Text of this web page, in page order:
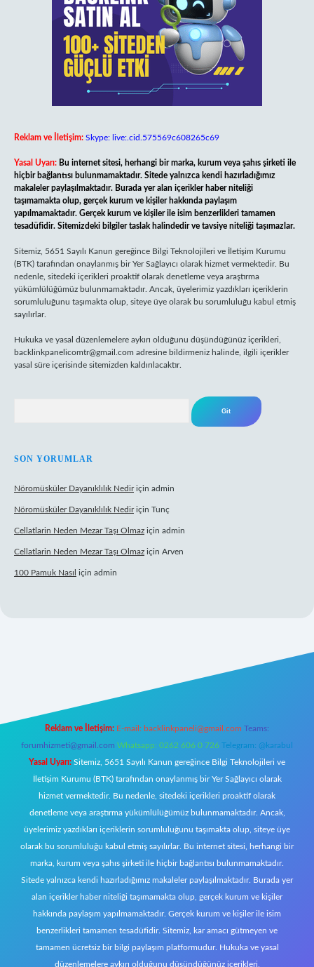
Reklam ve İletişim: Skype: live:.cid.575569c608265c69
Yasal Uyarı: Bu internet sitesi, herhangi bir marka, kurum veya şahıs şirketi ile
hiçbir bağlantısı bulunmamaktadır. Sitede yalnızca kendi hazırladığımız
makaleler paylaşılmaktadır. Burada yer alan içerikler haber niteliği
taşımamakta olup, gerçek kurum ve kişiler hakkında paylaşım
yapılmamaktadır. Gerçek kurum ve kişiler ile isim benzerlikleri tamamen
tesadüfidir. Sitemizdeki bilgiler taslak halindedir ve tavsiye niteliği taşımazlar.
Sitemiz, 5651 Sayılı Kanun gereğince Bilgi Teknolojileri ve İletişim Kurumu
(BTK) tarafından onaylanmış bir Yer Sağlayıcı olarak hizmet vermektedir. Bu
nedenle, sitedeki içerikleri proaktif olarak denetleme veya araştırma
yükümlülüğümüz bulunmamaktadır. Ancak, üyelerimiz yazdıkları içeriklerin
sorumluluğunu taşımakta olup, siteye üye olarak bu sorumluluğu kabul etmiş
sayılırlar.
Hukuka ve yasal düzenlemelere aykırı olduğunu düşündüğünüz içerikleri,
backlinkpanelicomtr@gmail.com adresine bildirmeniz halinde, ilgili içerikler
yasal süre içerisinde sitemizden kaldırılacaktır.
SON YORUMLAR
Nöromüsküler Dayanıklılık Nediriçin admin
Nöromüsküler Dayanıklılık Nediriçin Tunç
Cellatlarin Neden Mezar Taşı Olmaz için admin
Cellatlarin Neden Mezar Taşı Olmaz için Arven
100 Pamuk Nasıl için admin
Reklam ve İletişim: E-mail: backlinkpaneli@gmail.com Teams:
forumhizmeti@gmail.com Whatsapp: 0262 606 0 726 Telegram: @karabul
Yasal Uyarı: Sitemiz, 5651 Sayılı Kanun gereğince Bilgi Teknolojileri ve
İletişim Kurumu (BTK) tarafından onaylanmış bir Yer Sağlayıcı olarak
hizmet vermektedir. Bu nedenle, sitedeki içerikleri proaktif olarak
denetleme veya araştırma yükümlülüğümüz bulunmamaktadır. Ancak,
üyelerimiz yazdıkları içeriklerin sorumluluğunu taşımakta olup, siteye üye
olarak bu sorumluluğu kabul etmiş sayılırlar. Bu internet sitesi, herhangi bir
marka, kurum veya şahıs şirketi ile hiçbir bağlantısı bulunmamaktadır.
Sitede yalnızca kendi hazırladığımız makaleler paylaşılmaktadır. Burada yer
alan içerikler haber niteliği taşımamakta olup, gerçek kurum ve kişiler
hakkında paylaşım yapılmamaktadır. Gerçek kurum ve kişiler ile isim
benzerlikleri tamamen tesadüfidir. Sitemiz, kar amacı gütmeyen ve
tamamen ücretsiz bir bilgi paylaşım platformudur. Hukuka ve yasal
düzenlemelere aykırı olduğunu düşündüğünüz içerikleri,